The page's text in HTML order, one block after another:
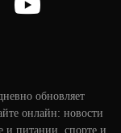
обновляет
онлайн: новости
и питании, спорте и